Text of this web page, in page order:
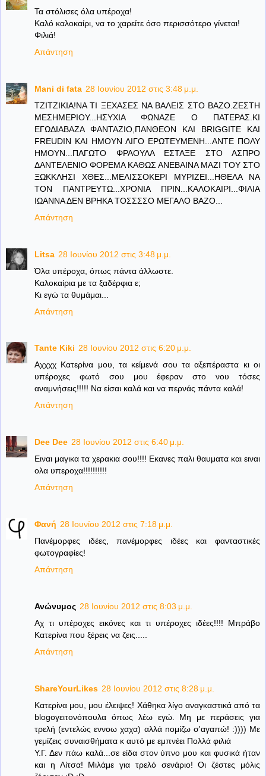
Τα στόλισες όλα υπέροχα!
Καλό καλοκαίρι, να το χαρείτε όσο περισσότερο γίνεται!
Φιλιά!
Απάντηση
Mani di fata 28 Ιουνίου 2012 στις 3:48 μ.μ.
ΤΖΙΤΖΙΚΙΑ!ΝΑ ΤΙ ΞΕΧΑΣΕΣ ΝΑ ΒΑΛΕΙΣ ΣΤΟ ΒΑΖΟ.ΖΕΣΤΗ
ΜΕΣΗΜΕΡΙΟΥ...ΗΣΥΧΙΑ ΦΩΝΑΖΕ Ο ΠΑΤΕΡΑΣ.ΚΙ
ΕΓΩΔΙΑΒΑΖΑ ΦΑΝΤΑΖΙΟ,ΠΑΝΘΕΟΝ ΚΑΙ BRIGGITE KAI
FREUDIN KAI HMOYN ΛΙΓΟ ΕΡΩΤΕΥΜΕΝΗ...ΑΝΤΕ ΠΟΛΥ
ΗΜΟΥΝ...ΠΑΓΩΤΟ ΦΡΑΟΥΛΑ ΕΣΤΑΞΕ ΣΤΟ ΑΣΠΡΟ
ΔΑΝΤΕΛΕΝΙΟ ΦΟΡΕΜΑ ΚΑΘΩΣ ΑΝΕΒΑΙΝΑ ΜΑΖΙ ΤΟΥ ΣΤΟ
ΞΩΚΚΛΗΣΙ ΧΘΕΣ...ΜΕΛΙΣΣΟΚΕΡΙ ΜΥΡΙΖΕΙ...ΗΘΕΛΑ ΝΑ
ΤΟΝ ΠΑΝΤΡΕΥΤΩ...ΧΡΟΝΙΑ ΠΡΙΝ...ΚΑΛΟΚΑΙΡΙ...ΦΙΛΙΑ
ΙΩΑΝΝΑ ΔΕΝ ΒΡΗΚΑ ΤΟΣΣΣΣΟ ΜΕΓΑΛΟ ΒΑΖΟ...
Απάντηση
Litsa 28 Ιουνίου 2012 στις 3:48 μ.μ.
Όλα υπέροχα, όπως πάντα άλλωστε.
Καλοκαίρια με τα ξαδέρφια ε;
Κι εγώ τα θυμάμαι...
Απάντηση
Tante Kiki 28 Ιουνίου 2012 στις 6:20 μ.μ.
Αχχχχ Κατερίνα μου, τα κείμενά σου τα αξεπέραστα κι οι
υπέροχες φωτό σου μου έφεραν στο νου τόσες
αναμνήσεις!!!!! Να είσαι καλά και να περνάς πάντα καλά!
Απάντηση
Dee Dee 28 Ιουνίου 2012 στις 6:40 μ.μ.
Ειναι μαγικα τα χερακια σου!!!! Εκανες παλι θαυματα και ειναι
ολα υπεροχα!!!!!!!!!!
Απάντηση
Φανή 28 Ιουνίου 2012 στις 7:18 μ.μ.
Πανέμορφες ιδέες, πανέμορφες ιδέες και φανταστικές
φωτογραφίες!
Απάντηση
Ανώνυμος 28 Ιουνίου 2012 στις 8:03 μ.μ.
Αχ τι υπέροχες εικόνες και τι υπέροχες ιδέες!!!! Μπράβο
Κατερίνα που ξέρεις να ζεις.....
Απάντηση
ShareYourLikes 28 Ιουνίου 2012 στις 8:28 μ.μ.
Κατερίνα μου, μου έλειψες! Χάθηκα λίγο αναγκαστικά από τα
blogoγειτονόπουλα όπως λέω εγώ. Μη με περάσεις για
τρελή (εντελώς εννοω χαχα) αλλά nομίζω σ'αγαπώ! :)))) Με
γεμίζεις συναισθήματα κ αυτό με εμπνέει Πολλά φιλιά
Υ.Γ. Δεν πάω καλά...σε είδα στον ύπνο μου και φυσικά ήταν
και η Λίτσα! Μιλάμε για τρελό σενάριο! Οι ζέστες μόλις